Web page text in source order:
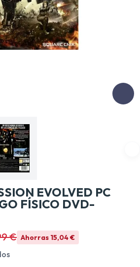
EVOLVED PC
FÍSICO DVD-
€ Ahorras 15,04 €